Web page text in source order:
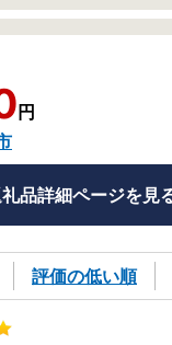
円
品詳細ページを見
評価の低い順